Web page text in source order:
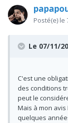
Posté(e) le
Le 07/11/
C'est une
des conditions
peut le
Mais à mon
quelques